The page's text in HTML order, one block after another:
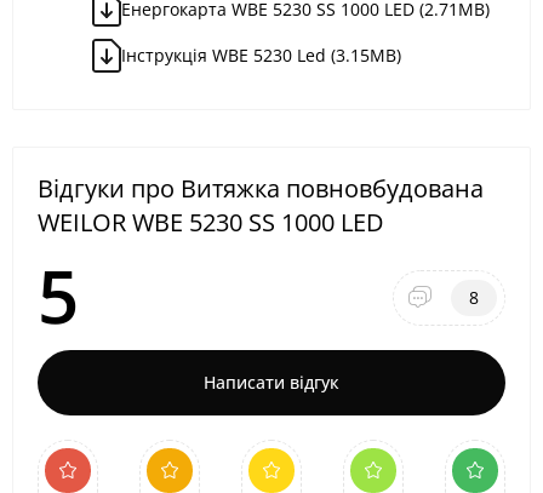
Енергокарта WBE 5230 SS 1000 LED (2.71MB)
Інструкція WBE 5230 Led (3.15MB)
Відгуки про Витяжка повновбудована
WEILOR WBE 5230 SS 1000 LED
5 8
Написати відгук